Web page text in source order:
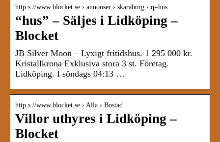
http s://www.blocket.se › annonser › skaraborg › q=hus
“hus” – Säljes i Lidköping –
Blocket
JB Silver Moon – Lyxigt fritidshus. 1 295 000 kr.
Kristallkrona Exklusiva stora 3 st. Företag.
Lidköping. I söndags 04:13 …
http s://www.blocket.se › Alla › Bostad
Villor uthyres i Lidköping –
Blocket